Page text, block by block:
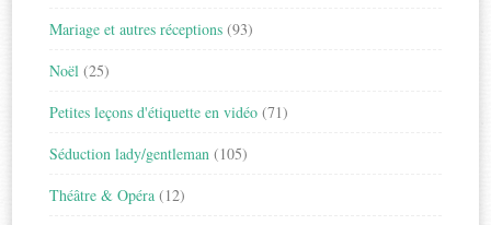
Mariage et autres réceptions (93)
Noël (25)
Petites leçons d'étiquette en vidéo (71)
Séduction lady/gentleman (105)
Théâtre & Opéra (12)